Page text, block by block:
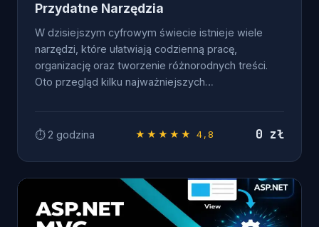
Przydatne Narzędzia
W dzisiejszym cyfrowym świecie istnieje wiele
narzędzi, które ułatwiają codzienną pracę,
organizację oraz tworzenie różnorodnych treści.
Oto przegląd kilku najważniejszych…
⏱ 2 godzina ★★★★★ 4,8 0 zł
OD ZERA DO .NET DEVELOPERA